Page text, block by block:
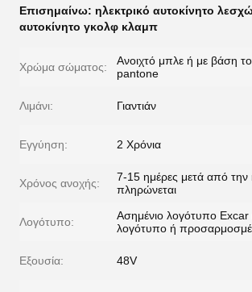
Επισημαίνω: ηλεκτρικό αυτοκίνητο
αυτοκίνητο γκολφ κλαμπ
Χρώμα σώματος:
Ανοιχτό μπλε ή με βάση
pantone
Λιμάνι: Γιαντιάν
Εγγύηση: 2 Χρόνια
Χρόνος ανοχής:
7-15 ημέρες μετά από
πληρώνεται
Λογότυπο:
Ασημένιο λογότυπο
λογότυπο ή
Εξουσία: 48V